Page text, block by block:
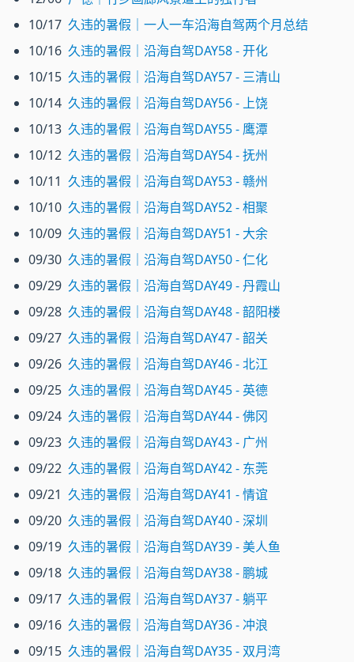
10/17 久违的暑假｜一人一车沿海自驾两个月总结
10/16 久违的暑假｜沿海自驾DAY58 - 开化
10/15 久违的暑假｜沿海自驾DAY57 - 三清山
10/14 久违的暑假｜沿海自驾DAY56 - 上饶
10/13 久违的暑假｜沿海自驾DAY55 - 鹰潭
10/12 久违的暑假｜沿海自驾DAY54 - 抚州
10/11 久违的暑假｜沿海自驾DAY53 - 赣州
10/10 久违的暑假｜沿海自驾DAY52 - 相聚
10/09 久违的暑假｜沿海自驾DAY51 - 大余
09/30 久违的暑假｜沿海自驾DAY50 - 仁化
09/29 久违的暑假｜沿海自驾DAY49 - 丹霞山
09/28 久违的暑假｜沿海自驾DAY48 - 韶阳楼
09/27 久违的暑假｜沿海自驾DAY47 - 韶关
09/26 久违的暑假｜沿海自驾DAY46 - 北江
09/25 久违的暑假｜沿海自驾DAY45 - 英德
09/24 久违的暑假｜沿海自驾DAY44 - 佛冈
09/23 久违的暑假｜沿海自驾DAY43 - 广州
09/22 久违的暑假｜沿海自驾DAY42 - 东莞
09/21 久违的暑假｜沿海自驾DAY41 - 情谊
09/20 久违的暑假｜沿海自驾DAY40 - 深圳
09/19 久违的暑假｜沿海自驾DAY39 - 美人鱼
09/18 久违的暑假｜沿海自驾DAY38 - 鹏城
09/17 久违的暑假｜沿海自驾DAY37 - 躺平
09/16 久违的暑假｜沿海自驾DAY36 - 冲浪
09/15 久违的暑假｜沿海自驾DAY35 - 双月湾